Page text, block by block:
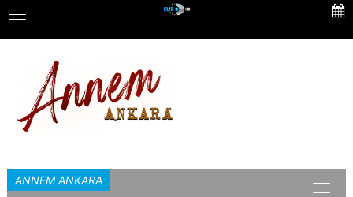
to
main
Toggle
navigation
ANNEM ANKARA